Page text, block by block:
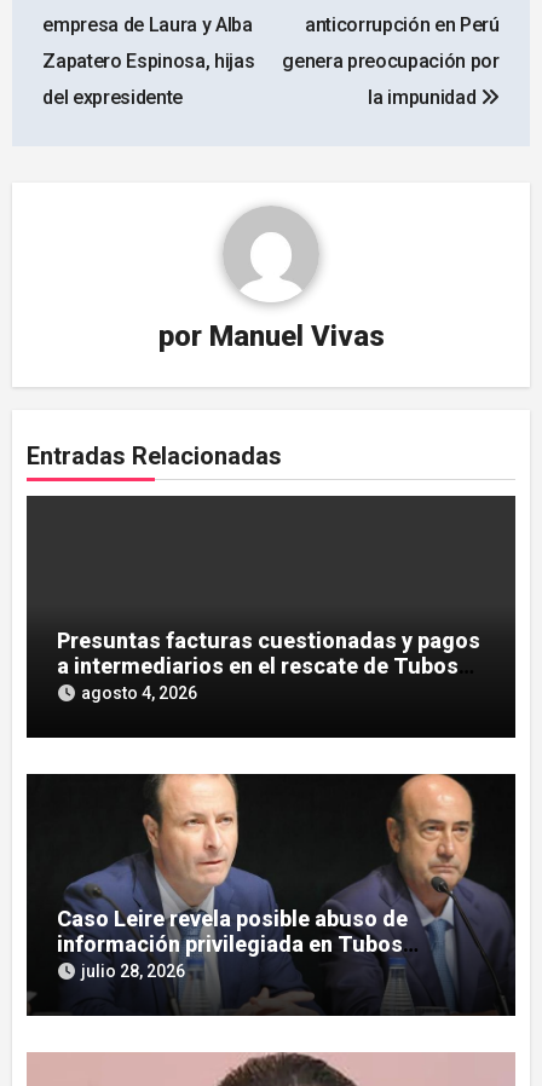
de
entradas
empresa de Laura y Alba
Zapatero Espinosa, hijas
del expresidente
anticorrupción en Perú
genera preocupación por
la impunidad
por Manuel Vivas
Entradas Relacionadas
Presuntas facturas cuestionadas y pagos
a intermediarios en el rescate de Tubos
Reunidos
agosto 4, 2026
Caso Leire revela posible abuso de
información privilegiada en Tubos
Reunidos con López de las Heras
julio 28, 2026